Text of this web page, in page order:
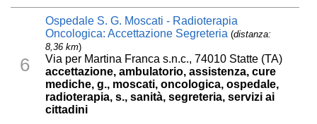
6
Ospedale S. G. Moscati - Radioterapia
Oncologica: Accettazione Segreteria (distanza:
8,36 km)
Via per Martina Franca s.n.c., 74010 Statte (TA)
accettazione, ambulatorio, assistenza, cure
mediche, g., moscati, oncologica, ospedale,
radioterapia, s., sanità, segreteria, servizi ai
cittadini